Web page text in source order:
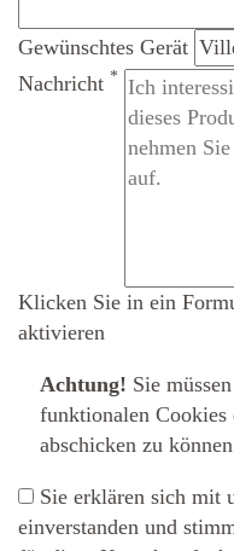
Gewünschtes Gerät
Nachricht *
Klicken Sie in ein
aktivieren
Achtung! Sie müssen
funktionalen Cookies
abschicken zu
Sie erklären sich mit
ein­ver­standen und